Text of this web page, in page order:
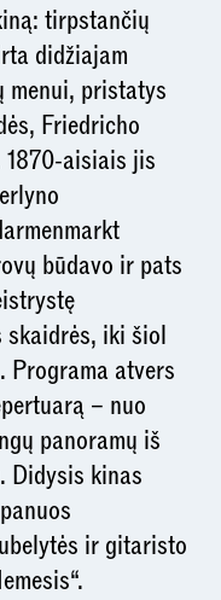
tirpstančių
didžiajam
menui, pristatys
Friedricho
aisiais jis
būdavo ir pats
iki šiol
Programa atvers
– nuo
panoramų iš
Didysis kinas
ir gitaristo